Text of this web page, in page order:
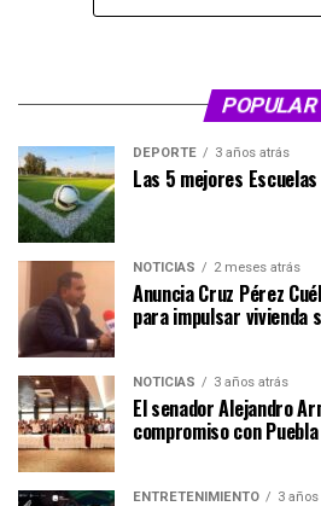
POPULAR
DEPORTE 3 años atrás
Las 5 mejores
NOTICIAS 2 meses atrás
Anuncia Cruz Pérez
para impulsar vivienda
NOTICIAS 3 años atrás
El senador Alejandro
compromiso con Puebla
ENTRETENIMIENTO 3